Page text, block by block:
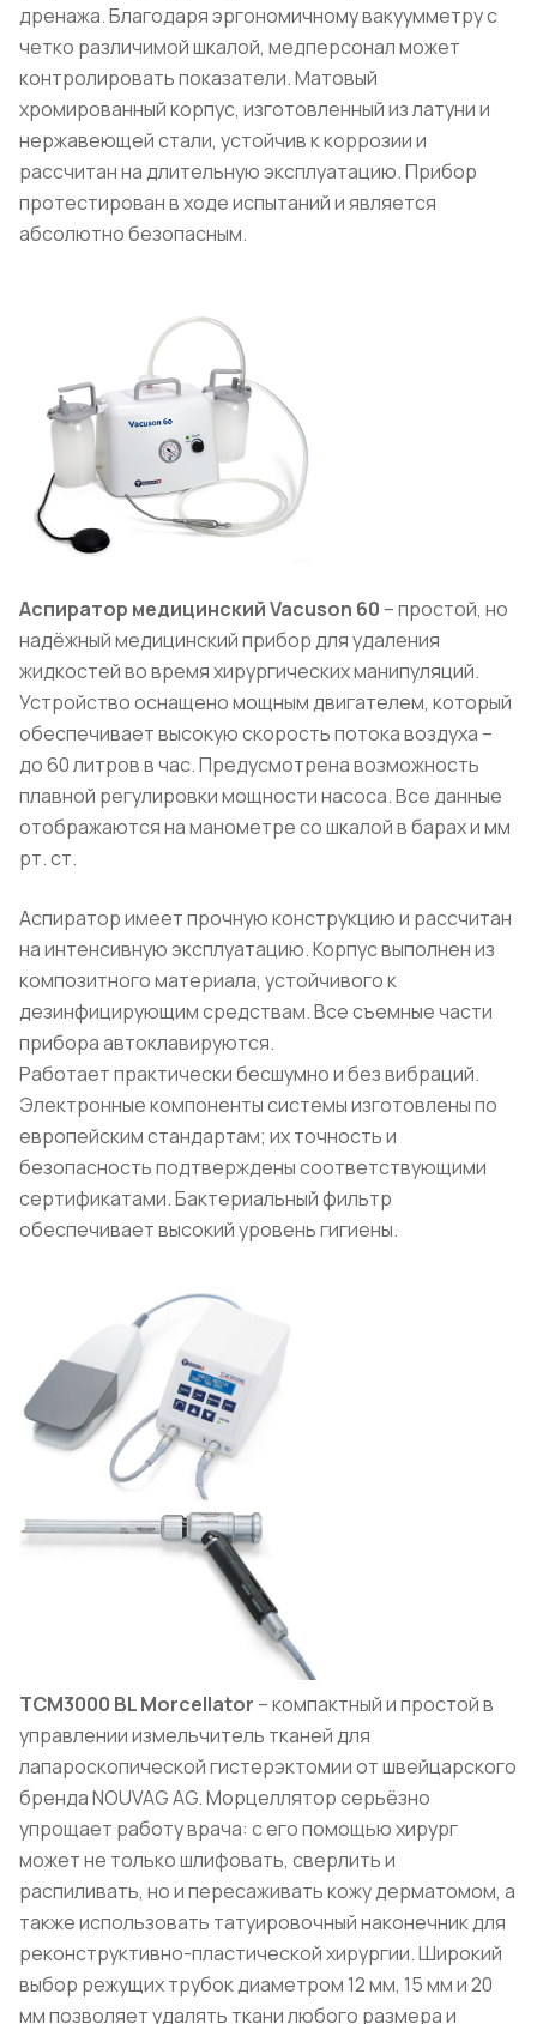
дренажа. Благодаря эргономичному вакуумметру с
четко различимой шкалой, медперсонал может
контролировать показатели. Матовый
хромированный корпус, изготовленный из латуни и
нержавеющей стали, устойчив к коррозии и
рассчитан на длительную эксплуатацию. Прибор
протестирован в ходе испытаний и является
абсолютно безопасным.
Аспиратор медицинский Vacuson 60 – простой, но
надёжный медицинский прибор для удаления
жидкостей во время хирургических манипуляций.
Устройство оснащено мощным двигателем, который
обеспечивает высокую скорость потока воздуха –
до 60 литров в час. Предусмотрена возможность
плавной регулировки мощности насоса. Все данные
отображаются на манометре со шкалой в барах и мм
рт. ст.
Аспиратор имеет прочную конструкцию и рассчитан
на интенсивную эксплуатацию. Корпус выполнен из
композитного материала, устойчивого к
дезинфицирующим средствам. Все съемные части
прибора автоклавируются.
Работает практически бесшумно и без вибраций.
Электронные компоненты системы изготовлены по
европейским стандартам; их точность и
безопасность подтверждены соответствующими
сертификатами. Бактериальный фильтр
обеспечивает высокий уровень гигиены.
TCM3000 BL Morcellator – компактный и простой в
управлении измельчитель тканей для
лапароскопической гистерэктомии от швейцарского
бренда NOUVAG AG. Морцеллятор серьёзно
упрощает работу врача: с его помощью хирург
может не только шлифовать, сверлить и
распиливать, но и пересаживать кожу дерматомом, а
также использовать татуировочный наконечник для
реконструктивно-пластической хирургии. Широкий
выбор режущих трубок диаметром 12 мм, 15 мм и 20
мм позволяет удалять ткани любого размера и